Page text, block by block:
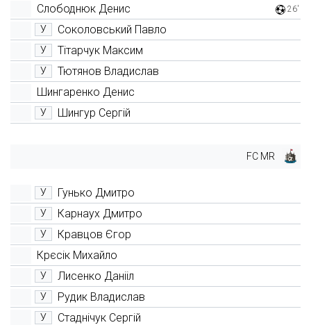
Слободнюк Денис 26'
У Соколовський Павло
У Тітарчук Максим
У
Тютянов Владислав
Шингаренко Денис
У Шингур Сергій
FC MR
У Гунько Дмитро
У Карнаух Дмитро
У
Кравцов Єгор
Крєсік Михайло
У Лисенко Данііл
У Рудик Владислав
У Стаднічук Сергій